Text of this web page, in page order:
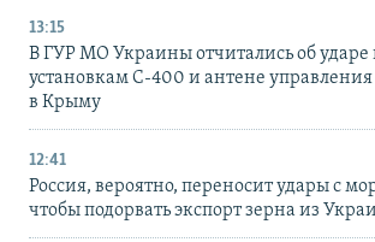
13:15
В ГУР МО Украины отчитались об ударе
установкам С-400 и антене
в Крыму
12:41
Россия, вероятно, переносит удары с
чтобы подорвать экспорт зерна из